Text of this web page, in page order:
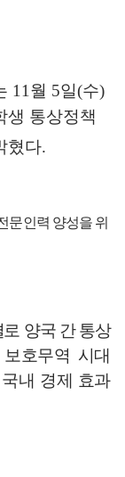
11월 5일(수)
생 통상정책
혔다.
문인력 양성을 위
양국 간 통상
보호무역 시대
내 경제 효과